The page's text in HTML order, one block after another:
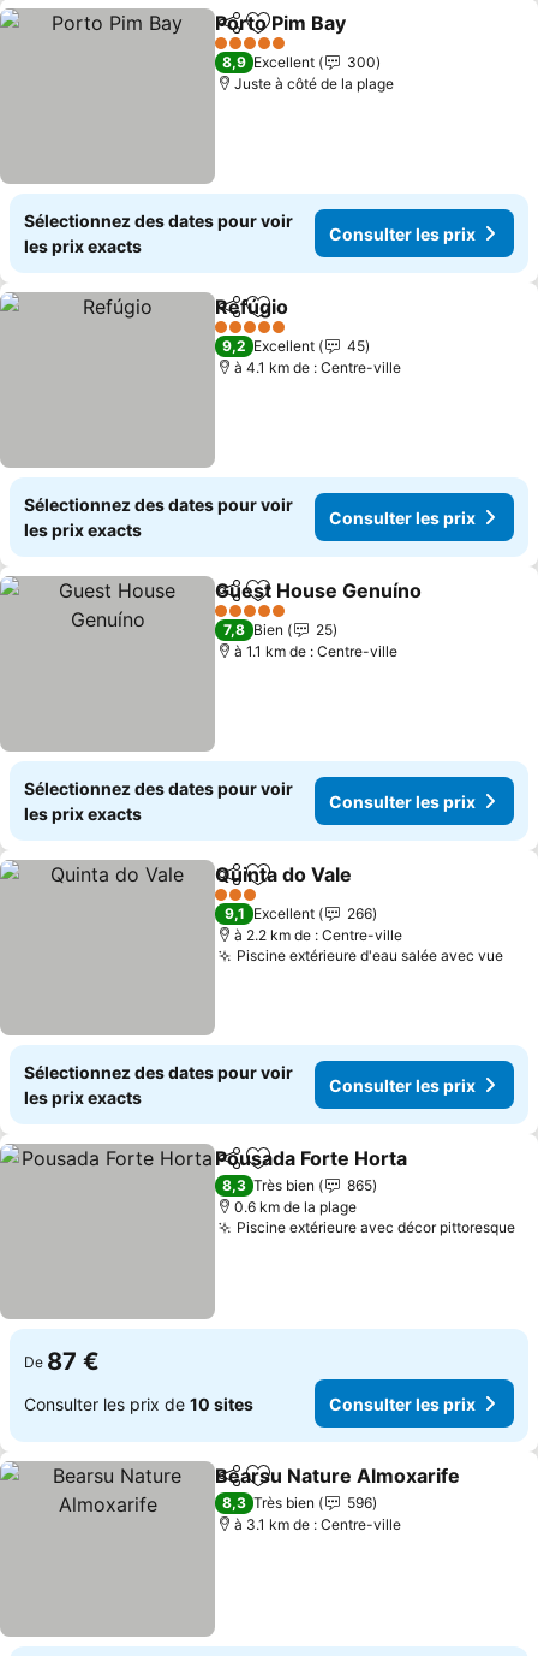
PartagerAjouter à mes favoris
Porto Pim Bay
5 Étoiles
8,9 Excellent
300
Juste à côté de la plage
Sélectionnez des dates pour voir
les prix exacts
Consulter les prix
PartagerAjouter à mes favoris
Refúgio
5 Étoiles
9,2 Excellent
45
à 4.1 km de : Centre-ville
Sélectionnez des dates pour voir
les prix exacts
Consulter les prix
PartagerAjouter à mes favoris
Guest House Genuíno
5 Étoiles
7,8 Bien
25
à 1.1 km de : Centre-ville
Sélectionnez des dates pour voir
les prix exacts
Consulter les prix
PartagerAjouter à mes favoris
Quinta do Vale
3 Étoiles
9,1 Excellent
266
à 2.2 km de : Centre-ville
Piscine extérieure d'eau salée avec vue
Sélectionnez des dates pour voir
les prix exacts
Consulter les prix
PartagerAjouter à mes favoris
Pousada Forte Horta
8,3 Très bien
865
0.6 km de la plage
Piscine extérieure avec décor pittoresque
De 87 €
Consulter les prix de 10 sites Consulter les prix
PartagerAjouter à mes favoris
Bearsu Nature Almoxarife
8,3 Très bien
596
à 3.1 km de : Centre-ville